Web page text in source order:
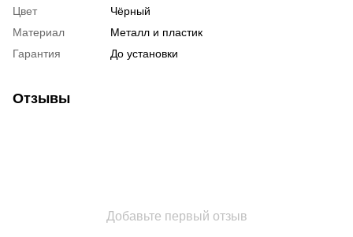
Цвет
Чёрный
Материал
Металл и пластик
Гарантия
До установки
Отзывы
Добавьте первый отзыв